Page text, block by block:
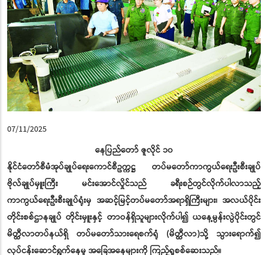
07/11/2025
နေပြည်တော် ဇူလိုင် ၁၀
နိုင်ငံတော်စီမံအုပ်ချုပ်ရေးကောင်စီဥက္ကဋ္ဌ တပ်မတော်ကာကွယ်ရေးဦးစီးချုပ်
ဗိုလ်ချုပ်မှူးကြီး မင်းအောင်လှိုင်သည် ခရီးစဉ်တွင်လိုက်ပါလာသည့်
ကာကွယ်ရေးဦးစီးချုပ်ရုံးမှ အဆင့်မြင့်တပ်မတော်အရာရှိကြီးများ၊ အလယ်ပိုင်း
တိုင်းစစ်ဌာနချုပ် တိုင်းမှူးနှင့် တာဝန်ရှိသူများလိုက်ပါ၍ ယနေ့မွန်းလွဲပိုင်းတွင်
မိတ္ထီလာတပ်နယ်ရှိ တပ်မတော်သားရေစက်ရုံ (မိတ္ထီလာ)သို့ သွားရောက်၍
လုပ်ငန်းဆောင်ရွက်နေမှု အခြေအနေများကို ကြည့်ရှုစစ်ဆေးသည်။